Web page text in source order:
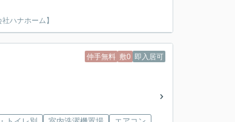
ハナホーム】
仲手無料 敷0 即入居可